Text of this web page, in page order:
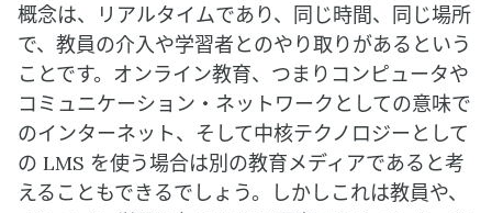
概念は、リアルタイムであり、同じ時間、同じ場所
で、教員の介入や学習者とのやり取りがあるという
ことです。オンライン教育、つまりコンピュータや
コミュニケーション・ネットワークとしての意味で
のインターネット、そして中核テクノロジーとして
の LMS を使う場合は別の教育メディアであると考
えることもできるでしょう。しかしこれは教員や、